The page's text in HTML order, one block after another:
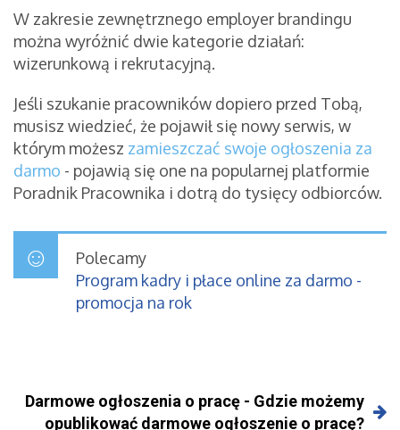
W zakresie zewnętrznego employer brandingu
można wyróżnić dwie kategorie działań:
wizerunkową i rekrutacyjną.
Jeśli szukanie pracowników dopiero przed Tobą,
musisz wiedzieć, że pojawił się nowy serwis, w
którym możesz zamieszczać swoje ogłoszenia za
darmo - pojawią się one na popularnej platformie
Poradnik Pracownika i dotrą do tysięcy odbiorców.
Polecamy
Program kadry i płace online za darmo -
promocja na rok
Darmowe ogłoszenia o pracę - Gdzie możemy
opublikować darmowe ogłoszenie o pracę?